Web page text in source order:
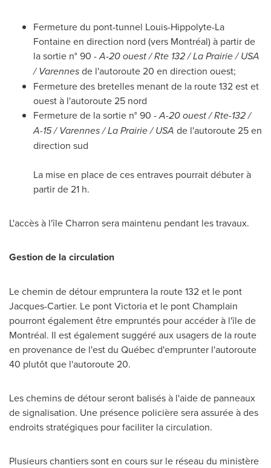
Fermeture du pont-tunnel Louis-Hippolyte-La
Fontaineen direction nord (vers Montréal) à partir de
la sortie n° 90 -A-20 ouest / Rte 132 /La Prairie/USA
/Varennesde l'autoroute 20 en direction ouest;
Fermeture des bretelles menant de la route 132 est et
ouest à l'autoroute 25 nord
Fermeture de la sortie n° 90 -A-20 ouest / Rte-132 /
A-15 /Varennes/La Prairie/USA de l'autoroute 25 en
direction sud
La mise en place de ces entraves pourrait débuter à
partir de 21 h.
L'accès à l'île Charron sera maintenu pendant les travaux.
Gestion de la circulation
Le chemin de détour empruntera la route132 et le pont
Jacques-Cartier. Le pont Victoria et le pontChamplain
pourront également être empruntés pour accéder à l'île de
Montréal. Il est également suggéré aux usagers de la route
en provenance de l'est du Québec d'emprunter l'autoroute
40 plutôt que l'autoroute 20.
Les chemins de détour seront balisés à l'aide de panneaux
de signalisation. Une présence policière sera assurée à des
endroits stratégiques pour faciliter la circulation.
Plusieurs chantiers sont en cours sur le réseau du ministère